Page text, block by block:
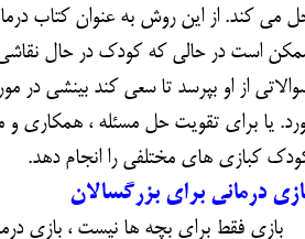
می کند. از این روش به عنوان کتاب
است در حالی که کودک در حال
از او بپرسد تا سعی کند بینشی در
یا برای تقویت حل مسئله ، همکاری
کبازی های مختلفی را انجام دهد.
درمانی برای بزرگسالان
فقط برای بچه ها نیست ، بازی